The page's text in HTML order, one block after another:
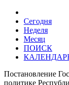
Сегодня
Неделя
Месяц
ПОИСК
Постановление
политике